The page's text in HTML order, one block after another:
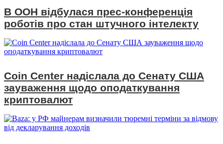
В ООН відбулася прес-конференція
роботів про стан штучного інтелекту
Coin Center надіслала до Сенату США
зауваження щодо оподаткування
криптовалют